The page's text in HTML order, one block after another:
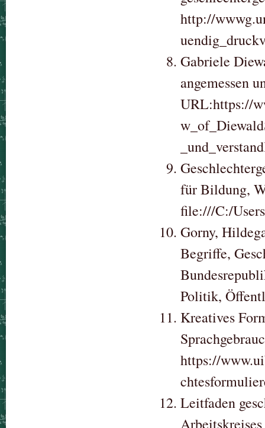
http://
Gabriele
angemessen
URL:https://
für Bildung,
file:///C:/
Gorny,
Begriffe,
Politik,
Kreatives
https://
Leitfaden